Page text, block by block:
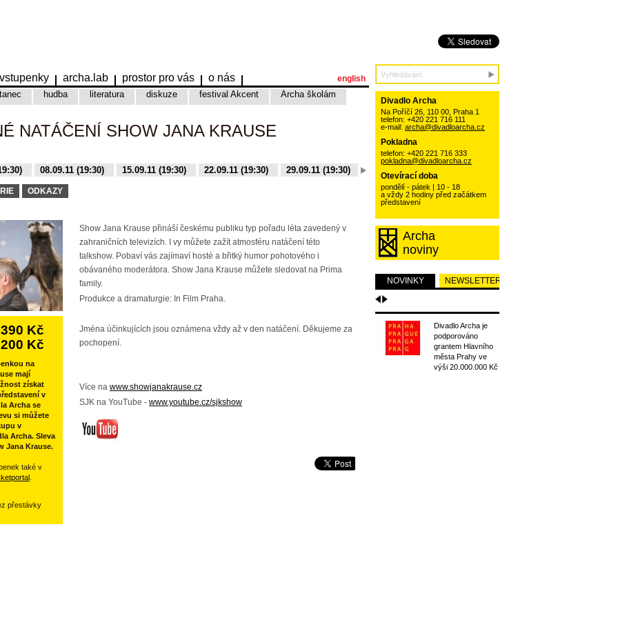
vstupenky archa.lab prostor pro vás o nás
tanec hudba literatura diskuze festival Akcent Archa školám
english
NATÁČENÍ SHOW JANA KRAUSE
08.09.11 (19:30) 15.09.11 (19:30) 22.09.11 (19:30) 29.09.11 (19:30) 06.10.11 (19:30)
16.11.15 (19:30) 01.09.11 (19:30)
ODKAZY
Show Jana Krause přináší českému publiku typ pořadu léta zavedený v
zahraničních televizích. I vy můžete zažít atmosféru natáčení této
talkshow. Pobaví vás zajímaví hosté a břitký humor pohotového i
obávaného moderátora. Show Jana Krause můžete sledovat na Prima
family.
Produkce a dramaturgie: In Film Praha.
Jména účinkujících jsou oznámena vždy až v den natáčení. Děkujeme za
pochopení.
Více na www.showjanakrause.cz
SJK na YouTube - www.youtube.cz/sjkshow
390 Kč
200 Kč
na
mají
získat
v
Archa se
si můžete
v
Archa. Sleva
Jana Krause.
také v
přestávky
Divadlo Archa
Na Poříčí 26, 110 00, Praha 1
telefon: +420 221 716 111
e-mail: archa@divadloarcha.cz
Pokladna
telefon: +420 221 716 333
pokladna@divadloarcha.cz
Otevírací doba
pondělí - pátek | 10 - 18
a vždy 2 hodiny před začátkem
představení
Archa
noviny
NOVINKY NEWSLETTER
Divadlo Archa je
podporováno
grantem Hlavního
města Prahy ve
výši 20.000.000 Kč